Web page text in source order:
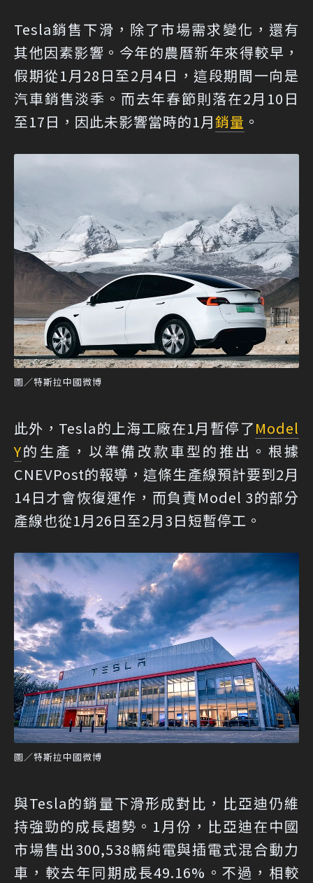
Tesla銷售下滑，除了市場需求變化，還有
其他因素影響。今年的農曆新年來得較早，
假期從1月28日至2月4日，這段期間一向是
汽車銷售淡季。而去年春節則落在2月10日
至17日，因此未影響當時的1月銷量 。
圖／特斯拉中國微博
此外，Tesla的上海工廠在1月暫停了Model
Y的生產，以準備改款車型的推出。根據
CNEVPost的報導，這條生產線預計要到2月
14日才會恢復運作，而負責Model 3的部分
產線也從1月26日至2月3日短暫停工。
圖／特斯拉中國微博
與Tesla的銷量下滑形成對比，比亞迪仍維
持強勁的成長趨勢。1月份，比亞迪在中國
市場售出300,538輛純電與插電式混合動力
車，較去年同期成長49.16%。不過，相較